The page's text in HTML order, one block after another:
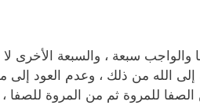
سبعة ، والسبعة الأخرى لا
إلى الله من ذلك ، وعدم العود إلى
للمروة ثم من المروة للصفا ،